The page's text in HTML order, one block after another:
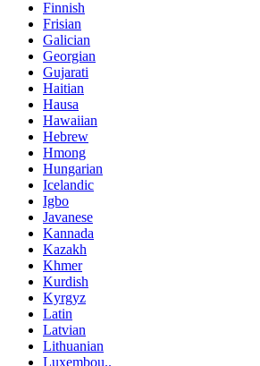
Finnish
Frisian
Galician
Georgian
Gujarati
Haitian
Hausa
Hawaiian
Hebrew
Hmong
Hungarian
Icelandic
Igbo
Javanese
Kannada
Kazakh
Khmer
Kurdish
Kyrgyz
Latin
Latvian
Lithuanian
Luxembou..